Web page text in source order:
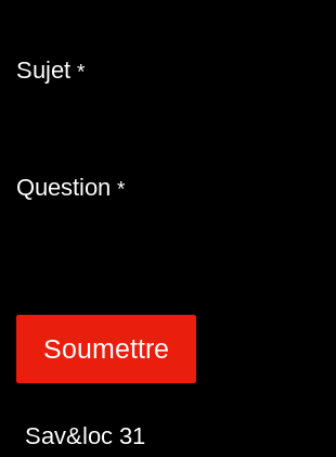
Sujet *
Question *
Soumettre
Sav&loc 31